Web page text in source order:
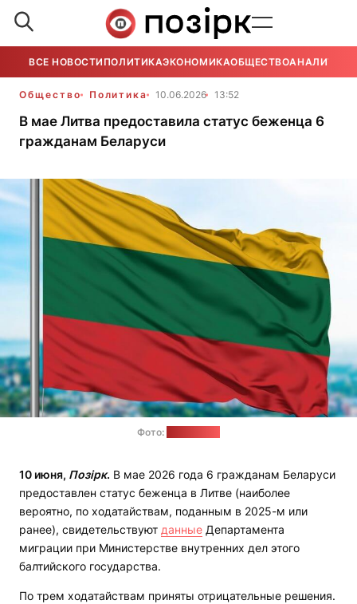
ВСЕ НОВОСТИ ПОЛИТИКАЭКОНОМИКАОБЩЕСТВОАНАЛИТИКА
Общество Политика 10.06.2026 13:52
В мае Литва предоставила статус беженца 6
гражданам Беларуси
Фото:
10 июня, Позірк. В мае 2026 года 6 гражданам Беларуси
предоставлен статус беженца в Литве (наиболее
вероятно, по ходатайствам, поданным в 2025-м или
ранее), свидетельствуют данные Департамента
миграции при Министерстве внутренних дел этого
балтийского государства.
По трем ходатайствам приняты отрицательные решения.